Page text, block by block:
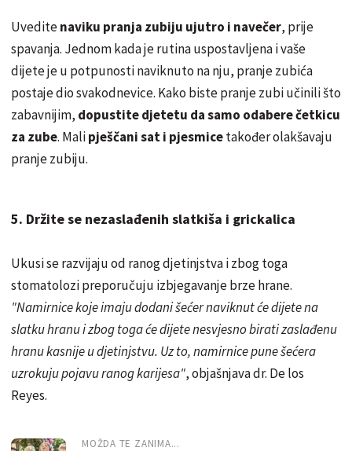
Uveditenaviku pranja zubiju ujutro i navečer, prije
spavanja. Jednom kada je rutina uspostavljena i vaše
dijete je u potpunosti naviknuto na nju, pranje zubića
postaje dio svakodnevice. Kako biste pranje zubi učinili što
zabavnijim, dopustite djetetu da samo odabere četkicu
za zube. Malipješčani sat i pjesmicetakođer olakšavaju
pranje zubiju.
5. Držite se nezaslađenih slatkiša i grickalica
Ukusi se razvijaju od ranog djetinjstva i zbog toga
stomatolozi preporučuju izbjegavanje brze hrane.
"Namirnice koje imaju dodani šećer naviknut će dijete na
slatku hranu i zbog toga će dijete nesvjesno birati zaslađenu
hranu kasnije u djetinjstvu. Uz to, namirnice pune šećera
uzrokuju pojavu ranog karijesa", objašnjava dr. De los
Reyes.
MOŽDA TE ZANIMA...